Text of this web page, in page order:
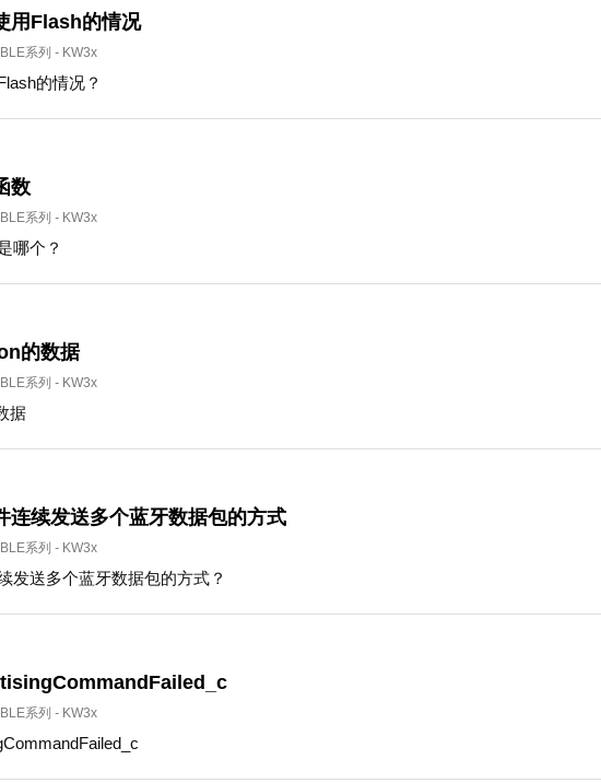
用Flash的情况
系列 - KW3x
的情况？
数
系列 - KW3x
哪个？
的数据
系列 - KW3x
据
连续发送多个蓝牙数据包的方式
系列 - KW3x
发送多个蓝牙数据包的方式？
系列 - KW3x